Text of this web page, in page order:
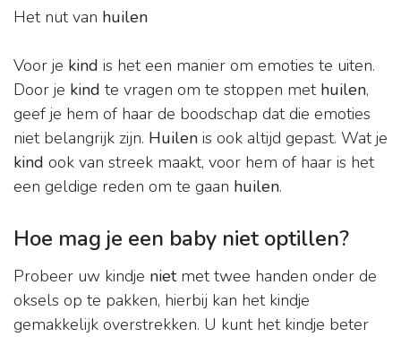
Het nut van huilen
Voor je kind is het een manier om emoties te uiten.
Door je kind te vragen om te stoppen met huilen,
geef je hem of haar de boodschap dat die emoties
niet belangrijk zijn. Huilen is ook altijd gepast. Wat je
kind ook van streek maakt, voor hem of haar is het
een geldige reden om te gaan huilen.
Hoe mag je een baby niet optillen?
Probeer uw kindje nietmet twee handen onder de
oksels op te pakken, hierbij kan het kindje
gemakkelijk overstrekken. U kunt het kindje beter